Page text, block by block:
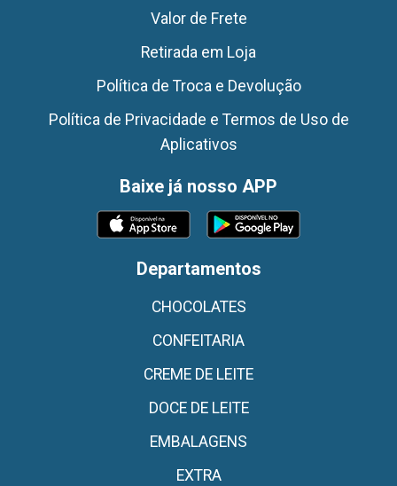
Valor de Frete
Retirada em Loja
Política de Troca e Devolução
Política de Privacidade e Termos de Uso de
Aplicativos
Baixe já nosso APP
Departamentos
CHOCOLATES
CONFEITARIA
CREME DE LEITE
DOCE DE LEITE
EMBALAGENS
EXTRA